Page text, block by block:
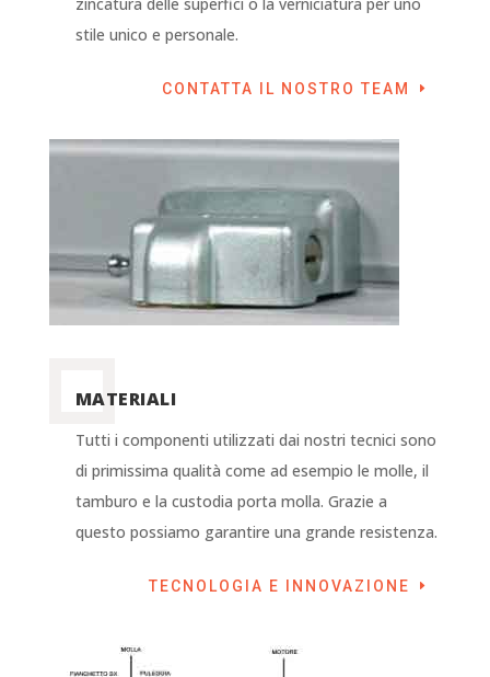
stile unico e personale.
CONTATTA IL NOSTRO TEAM
MATERIALI
Tutti i componenti utilizzati dai nostri tecnici sono
di primissima qualità come ad esempio le molle, il
tamburo e la custodia porta molla. Grazie a
questo possiamo garantire una grande resistenza.
TECNOLOGIA E INNOVAZIONE